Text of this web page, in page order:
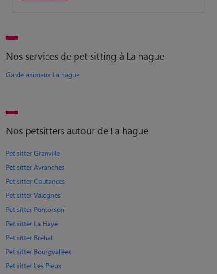
Nos services de pet sitting à La hague
Garde animaux La hague
Nos petsitters autour de La hague
Pet sitter Granville
Pet sitter Avranches
Pet sitter Coutances
Pet sitter Valognes
Pet sitter Pontorson
Pet sitter La Haye
Pet sitter Bréhal
Pet sitter Bourgvallées
Pet sitter Les Pieux